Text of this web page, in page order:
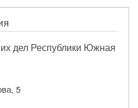
дел Республики Южная
5